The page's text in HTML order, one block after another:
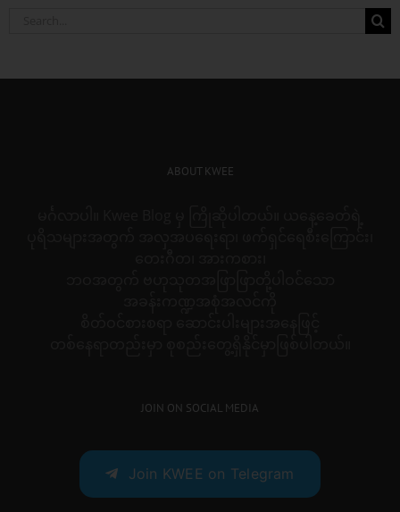
ABOUT KWEE
JOIN ON SOCIAL MEDIA
Join KWEE on Telegram